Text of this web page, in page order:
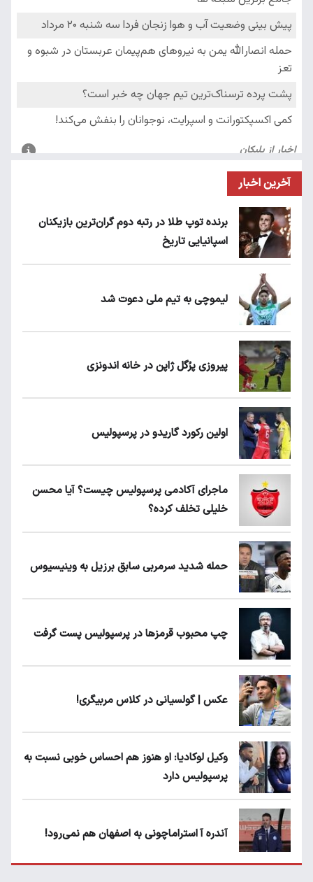
آخرین اخبار
برنده توپ طلا در رتبه دوم گران‌ترین بازیکنان
اسپانیایی تاریخ
لیموچی به تیم ملی دعوت شد
پیروزی پرُگل ژاپن در خانه اندونزی
اولین رکورد گاریدو در پرسپولیس
ماجرای آکادمی پرسپولیس چیست؟ آیا محسن
خلیلی تخلف کرده؟
حمله شدید سرمربی سابق برزیل به وینیسیوس
چپ محبوب قرمزها در پرسپولیس پست گرفت
عکس | گولسیانی در کلاس مربیگری!
وکیل لوکادیا: او هنوز هم احساس خوبی نسبت به
پرسپولیس دارد
آندره آ استراماچونی به اصفهان هم نمی‌رود!